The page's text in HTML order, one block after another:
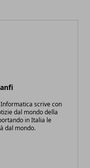
scrive con
dal mondo della
in Italia le
dal mondo.